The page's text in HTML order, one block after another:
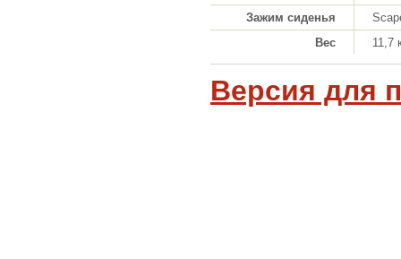
Зажим сиденья
Вес
11,7
Версия для